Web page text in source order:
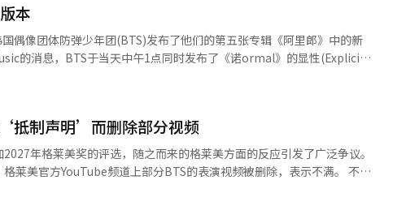
Aliens》和《2.0》制
交平台发文写下“BTS ALIENS”，为组合送上支持。 本月29日，
美奖提交作品参评。成员们在声明中委婉批评格莱美新增“最佳亚洲流
别增长6.2%和3.6%，反映出游客在餐饮、购物及生活服务等方面的消
于釜山整体平均水平。 与此同时，外籍游客成为推动当
釜山地区外籍消费者销售额同比增长71.7%。其中，住宿业销售额增长
，美容美发行业增长63.8%。按商圈来看，影岛区外籍消费者销售额
整合公共与民间数据，持续完善以数据为基础的小工商户支持政策，推
区域经济的带动效应。 6月，釜山水营区广安里海水浴
社】
本
中首次向粉丝公开。
的唱说风格表达华丽聚光灯背后的空虚和恐惧的另类流行音乐。该曲
周保持在榜单上。 BTS将于19日(当地时间)在美国纽
中美世界杯决赛的中场秀演出。此次演出将有麦当娜、夏奇拉、贾斯汀·
经人工智能（AI）系统翻译与编辑。
抵制声明’而删除部分视频
年格莱美奖的评选，随之而来的格莱美方面的反应引发了广泛争议。
美官方YouTube频道上部分BTS的表演视频被删除，表示不满。 不
Instagram发布了相同内容的声